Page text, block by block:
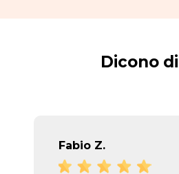
Dicono
Fabio Z.